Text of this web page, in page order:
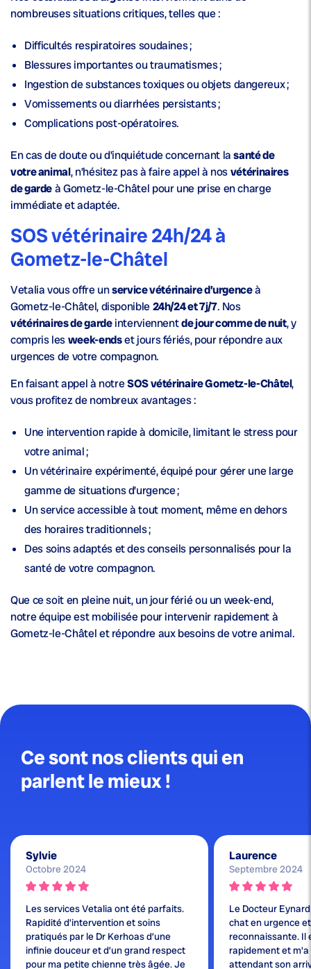
nombreuses situations critiques, telles que :
Difficultés respiratoires soudaines ;
Blessures importantes ou traumatismes ;
Ingestion de substances toxiques ou objets dangereux ;
Vomissements ou diarrhées persistants ;
Complications post-opératoires.
En cas de doute ou d’inquiétude concernant lasanté de
votre animal, n’hésitez pas à faire appel à nosvétérinaires
de gardeà Gometz-le-Châtel pour une prise en charge
immédiate et adaptée.
SOS vétérinaire 24h/24 à
Gometz-le-Châtel
Vetalia vous offre unservice vétérinaire d’urgenceà
Gometz-le-Châtel, disponible24h/24 et 7j/7. Nos
vétérinaires de gardeinterviennentde jour comme de nuit, y
compris lesweek-endset jours fériés, pour répondre aux
urgences de votre compagnon.
En faisant appel à notreSOS vétérinaire Gometz-le-Châtel,
vous profitez de nombreux avantages :
Une intervention rapide à domicile, limitant le stress pour
votre animal ;
Unvétérinaire expérimenté, équipé pour gérer une large
gamme de situations d’urgence ;
Un service accessible à tout moment, même en dehors
des horaires traditionnels ;
Des soins adaptés et des conseils personnalisés pour la
santéde votre compagnon.
Que ce soit en pleine nuit, un jour férié ou un week-end,
notre équipe est mobilisée pour intervenir rapidement à
Gometz-le-Châtel et répondre aux besoins de votre animal.
Ce sont nos clients qui en
parlent le mieux !
Sylvie
Octobre 2024
Les services Vetalia ont été parfaits.
Rapidité d’intervention et soins
pratiqués par le Dr Kerhoas d’une
infinie douceur et d’un grand respect
pour ma petite chienne très âgée. Je
Laurence
Septembre 2024
Le Docteur
chat en urgence
reconnaissante. Il
rapidement et m'a
attendant son